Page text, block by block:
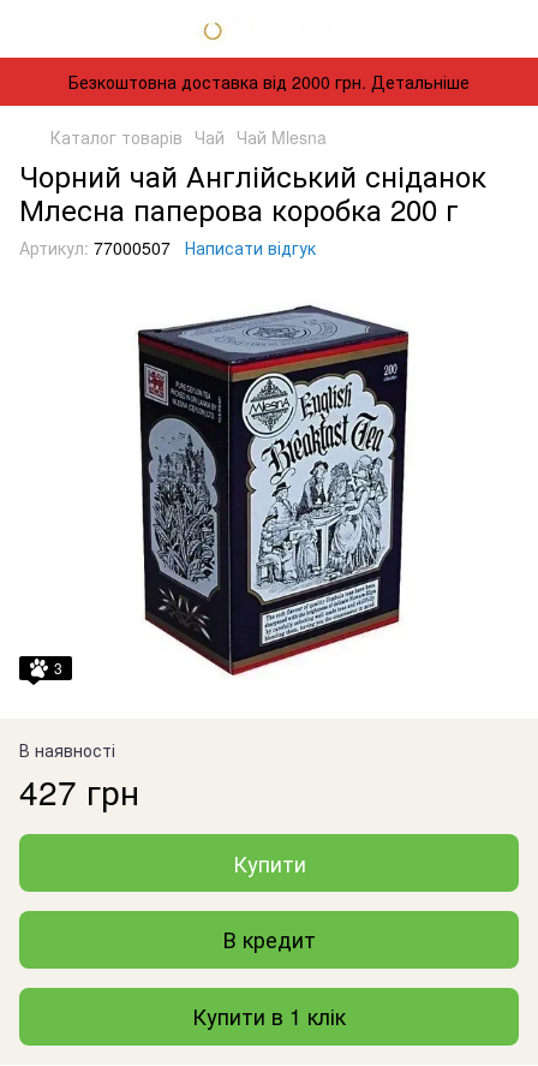
Безкоштовна доставка від 2000 грн. Детальніше
Каталог товарів Чай Чай Mlesna
Чорний чай Англійський сніданок
Млесна паперова коробка 200 г
Артикул: 77000507 Написати відгук
3
В наявності
427 грн
Купити
В кредит
Купити в 1 клік